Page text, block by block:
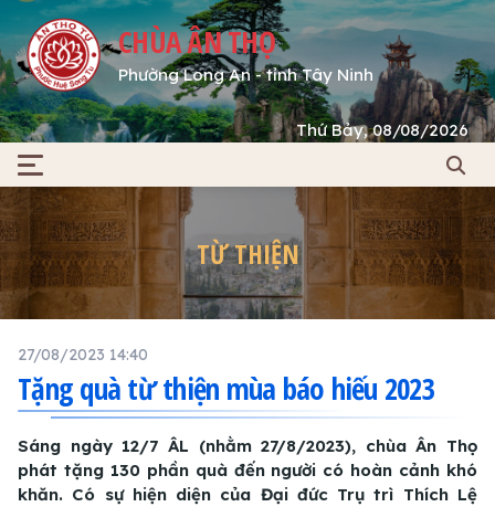
CHÙA ÂN THỌ
Phường Long An - tỉnh Tây Ninh
Thứ Bảy, 08/08/2026
TỪ THIỆN
27/08/2023 14:40
Tặng quà từ thiện mùa báo hiếu 2023
Sáng ngày 12/7 ÂL (nhằm 27/8/2023), chùa Ân Thọ
phát tặng 130 phần quà đến người có hoàn cảnh khó
khăn. Có sự hiện diện của Đại đức Trụ trì Thích Lệ